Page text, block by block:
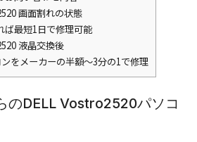
画面割れの状態
最短1日で修理可能
液晶交換後
をメーカーの半額～3分の1で修理
のDELL Vostro2520パソコ